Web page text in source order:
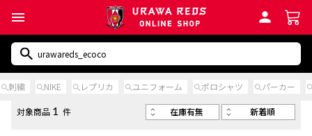
刺繍 NIKE レプリカ ユニフォーム ポロシャツ パーカー
対象商品 1 件 在庫有無 新着順